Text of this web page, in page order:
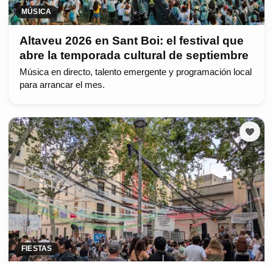
MÚSICA
Altaveu 2026 en Sant Boi: el festival que
abre la temporada cultural de septiembre
Música en directo, talento emergente y programación local
para arrancar el mes.
FIESTAS